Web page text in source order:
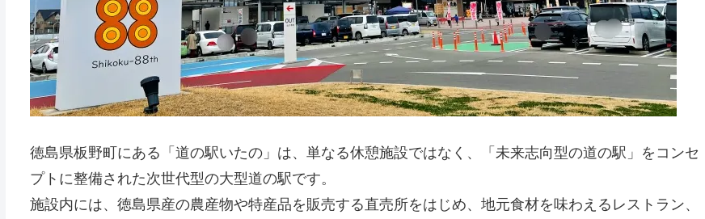
徳島県板野町にある「道の駅いたの」は、単なる休憩施設ではなく、「未来志向型の道の駅」をコンセ
プトに整備された次世代型の大型道の駅です。
施設内には、徳島県産の農産物や特産品を販売する直売所をはじめ、地元食材を味わえるレストラン、